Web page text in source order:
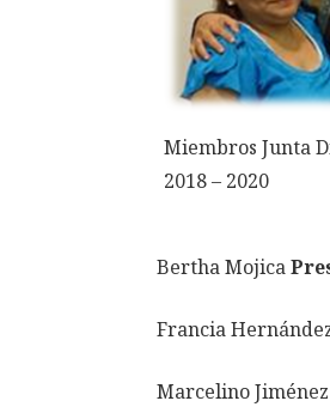
Miembros Junta
2018 – 2020
Bertha Mojica
Francia
Marcelino Jiménez